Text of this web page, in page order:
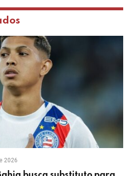
2026